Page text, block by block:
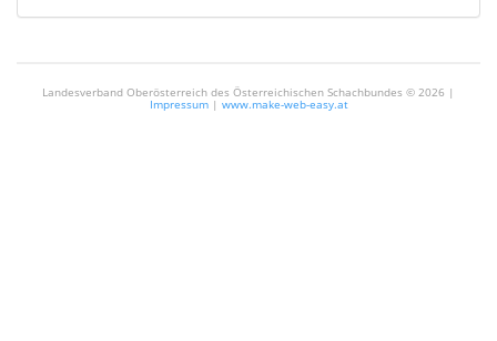
Landesverband Oberösterreich des Österreichischen Schachbundes © 2026 |
Impressum| www.make-web-easy.at